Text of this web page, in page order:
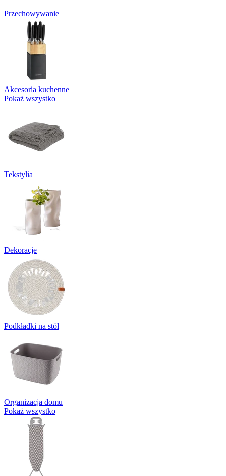
Przechowywanie
Akcesoria kuchenne
Pokaż wszystko
Tekstylia
Dekoracje
Podkładki na stół
Organizacja domu
Pokaż wszystko